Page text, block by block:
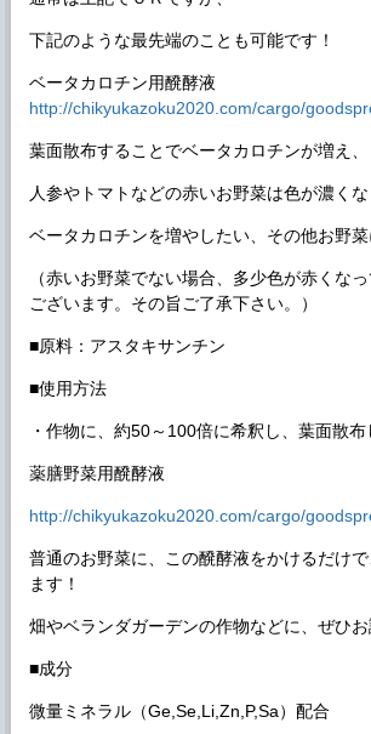
下記のような最先端のことも可能です！
ベータカロチン用醗酵液
http://chikyukazoku2020.com/cargo/
葉面散布することでベータカロチンが増え、
人参やトマトなどの赤いお野菜は色が濃くな
ベータカロチンを増やしたい、その他お野菜
（赤いお野菜でない場合、多少色が赤くな
ございます。その旨ご了承下さい。）
■原料：アスタキサンチン
■使用方法
・作物に、約50～100倍に希釈し、葉面散布
薬膳野菜用醗酵液
http://chikyukazoku2020.com/cargo/
普通のお野菜に、この醗酵液をかけるだけ
ます！
畑やベランダガーデンの作物などに、ぜひお
■成分
微量ミネラル（Ge,Se,Li,Zn,P,Sa）配合